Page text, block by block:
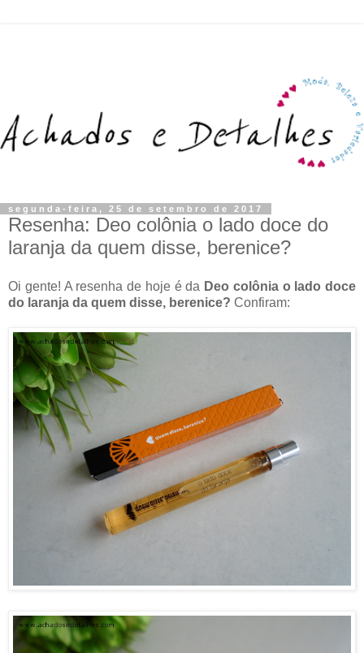
segunda-feira, 25 de setembro de 2017
Resenha: Deo colônia o lado doce do
laranja da quem disse, berenice?
Oi gente! A resenha de hoje é da Deo colônia o lado doce
do laranja da quem disse, berenice? Confiram: